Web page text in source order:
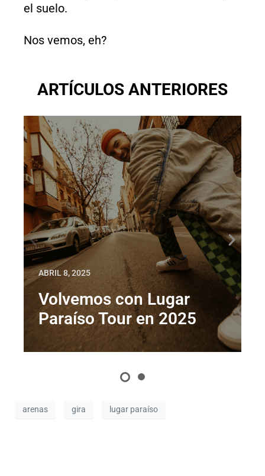
el suelo.
Nos vemos, eh?
ARTÍCULOS ANTERIORES
ABRIL 8, 2025
Volvemos con Lugar
Paraíso Tour en 2025
arenas gira lugar paraíso